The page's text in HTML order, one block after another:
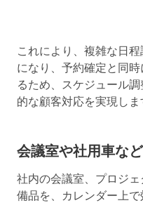
これにより、複雑な日
になり、予約確定と同
るため、スケジュール
的な顧客対応を実現しま
会議室や社用車な
社内の会議室、プロジ
備品を、カレンダー上